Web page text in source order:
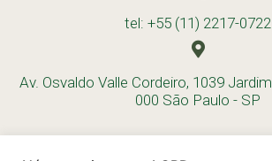
tel: +55 (11) 2217-0722
Av. Osvaldo Valle Cordeiro, 1039
000 São Paulo - SP